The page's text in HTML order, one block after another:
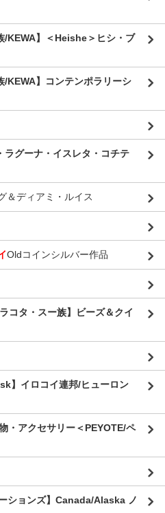
/KEWA】＜Heishe＞ヒシ・ブ
/KEWA】コンテンポラリーシ
ラグーナ・イスレタ・コチテ
＆ディアミ・ルイス
Oldコインシルバー作品
コタ・スー族】ビーズ＆クイ
】イロコイ連邦/ヒューロン
・アクセサリー＜PEYOTE/ペ
ションズ】Canada/Alaska ノ